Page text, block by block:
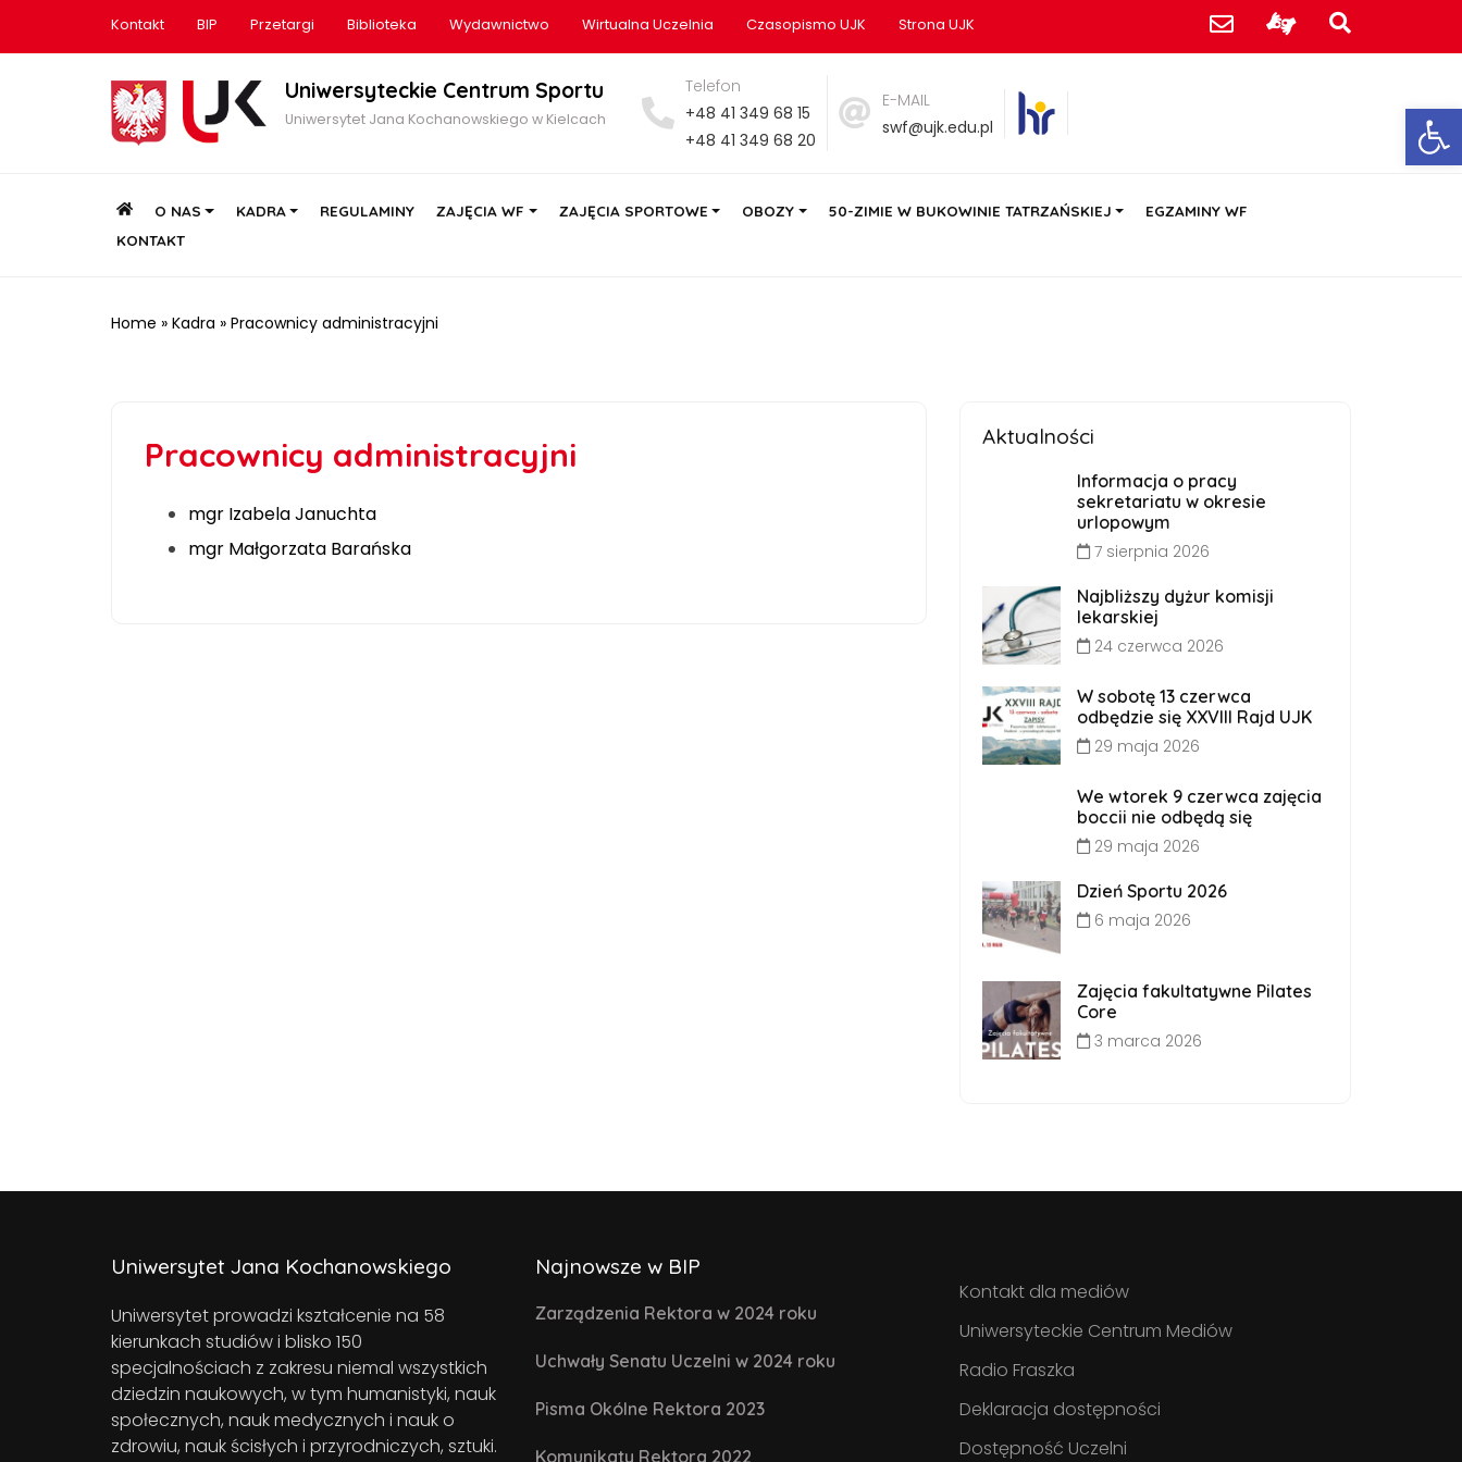
Kontakt BIP Przetargi Biblioteka Wydawnictwo Wirtualna Uczelnia Czasopismo UJK Strona UJK
Uniwersyteckie Centrum Sportu
Uniwersytet Jana Kochanowskiego w Kielcach
Telefon
+48 41 349 68 15
+48 41 349 68 20
E-MAIL
swf@ujk.edu.pl
HOMEO NAS KADRA REGULAMINY ZAJĘCIA WF ZAJĘCIA SPORTOWE OBOZY 50-ZIMIE W BUKOWINIE TATRZAŃSKIEJ
EGZAMINY WF
KONTAKT
Home » Kadra » Pracownicy administracyjni
Pracownicy administracyjni
mgr Izabela Januchta
mgr Małgorzata Barańska
Aktualności
Informacja o pracy
sekretariatu w okresie
urlopowym
7 sierpnia 2026
Najbliższy dyżur komisji
lekarskiej
24 czerwca 2026
W sobotę 13 czerwca
odbędzie się XXVIII Rajd UJK
29 maja 2026
We wtorek 9 czerwca zajęcia
boccii nie odbędą się
29 maja 2026
Dzień Sportu 2026
6 maja 2026
Zajęcia fakultatywne Pilates
Core
3 marca 2026
Uniwersytet Jana Kochanowskiego
Uniwersytet prowadzi kształcenie na 58
kierunkach studiów i blisko 150
specjalnościach z zakresu niemal wszystkich
dziedzin naukowych, w tym humanistyki, nauk
społecznych, nauk medycznych i nauk o
zdrowiu, nauk ścisłych i przyrodniczych, sztuki.
Najnowsze w BIP
Zarządzenia Rektora w 2024 roku
Uchwały Senatu Uczelni w 2024 roku
Pisma Okólne Rektora 2023
Komunikaty Rektora 2022
Kontakt dla mediów
Uniwersyteckie Centrum Mediów
Radio Fraszka
Deklaracja dostępności
Dostępność Uczelni